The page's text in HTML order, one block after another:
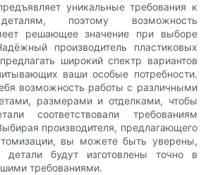
уникальные требования к
поэтому возможность
решающее значение при выборе
производитель пластиковых
широкий спектр вариантов
ваши особые потребности.
возможность работы с различными
размерами и отделками, чтобы
соответствовали требованиям
производителя, предлагающего
вы можете быть уверены,
детали будут изготовлены точно в
требованиями.